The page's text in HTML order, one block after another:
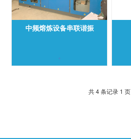
中频熔炼设备串联谐振
+
共 4 条记录 1 页